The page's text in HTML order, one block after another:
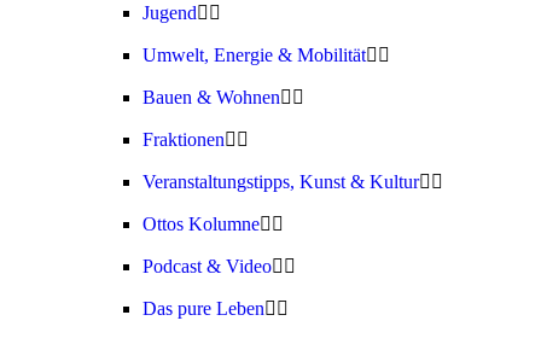
Jugend
Umwelt, Energie & Mobilität
Bauen & Wohnen
Fraktionen
Veranstaltungstipps, Kunst & Kultur
Ottos Kolumne
Podcast & Video
Das pure Leben